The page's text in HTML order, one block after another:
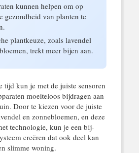
kunnen helpen om op
gezondheid van planten te
plantkeuze, zoals lavendel
trekt meer bijen aan.
tijd kun je met de juiste sensoren
moeiteloos bijdragen aan
Door te kiezen voor de juiste
en zonnebloemen, en deze
technologie, kun je een bij-
creëren dat ook deel kan
slimme woning.